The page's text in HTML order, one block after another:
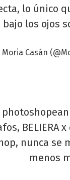
lo único
los ojos
Casán
BELIERA
nunca se
menos